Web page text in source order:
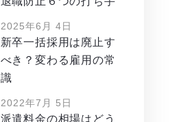
2025年6月 4日
新卒一括採用は廃止す
べき？変わる雇用の常
識
2022年7月 5日
派遣料金の相場はどう